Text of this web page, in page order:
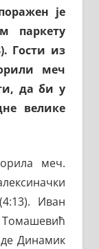
је
паркету
Гости из
меч
да би у
велике
меч.
Иван
Динамик